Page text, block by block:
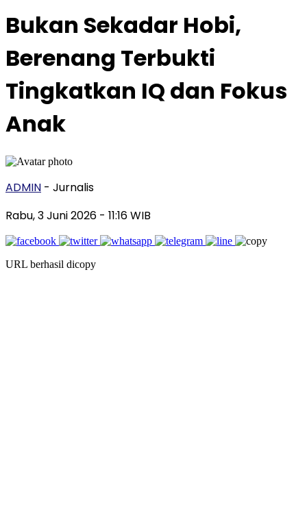
Bukan Sekadar Hobi,
Berenang Terbukti
Tingkatkan IQ dan Fokus
Anak
ADMIN - Jurnalis
Rabu, 3 Juni 2026 - 11:16 WIB
URL berhasil dicopy